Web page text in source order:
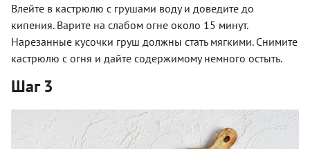
Влейте в кастрюлю с грушами воду и доведите до
кипения. Варите на слабом огне около 15 минут.
Нарезанные кусочки груш должны стать мягкими. Снимите
кастрюлю с огня и дайте содержимому немного остыть.
Шаг 3